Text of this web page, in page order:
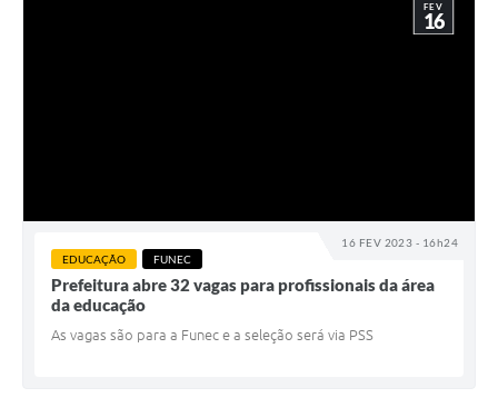
16 FEV 2023 - 16h24
FEV
16
EDUCAÇÃO FUNEC
Prefeitura abre 32 vagas para profissionais da área
da educação
As vagas são para a Funec e a seleção será via PSS